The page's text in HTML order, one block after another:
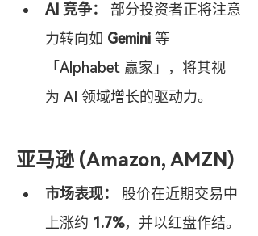
AI 竞争：
部分投资者正将注意
力转向如 Gemini 等
「Alphabet 赢家」，将其视
为 AI 领域增长的驱动力。
亚马逊 (Amazon, AMZN)
市场表现：
股价在近期交易中
上涨约 1.7%，并以红盘作结。